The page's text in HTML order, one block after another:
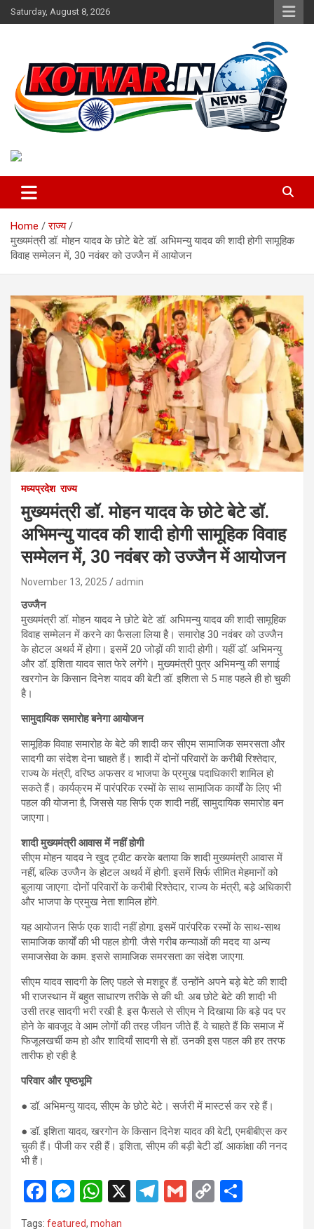
Skip
to
Saturday, August 8, 2026
kotwar.in
Home
राज्य
मुख्यमंत्री डॉ. मोहन यादव के छोटे बेटे डॉ. अभिमन्यु यादव की शादी होगी सामूहिक
विवाह सम्मेलन में, 30 नवंबर को उज्जैन में आयोजन
मध्यप्रदेश राज्य
मुख्यमंत्री डॉ. मोहन यादव के छोटे बेटे डॉ.
अभिमन्यु यादव की शादी होगी सामूहिक विवाह
सम्मेलन में, 30 नवंबर को उज्जैन में आयोजन
November 13, 2025 admin
उज्जैन
मुख्यमंत्री डॉ. मोहन यादव ने छोटे बेटे डॉ. अभिमन्यु यादव की शादी सामूहिक
विवाह सम्मेलन में करने का फैसला लिया है। समारोह 30 नवंबर को उज्जैन
के होटल अथर्व में होगा। इसमें 20 जोड़ों की शादी होगी। यहीं डॉ. अभिमन्यु
और डॉ. इशिता यादव सात फेरे लगेंगे। मुख्यमंत्री पुत्र अभिमन्यु की सगाई
खरगोन के किसान दिनेश यादव की बेटी डॉ. इशिता से 5 माह पहले ही हो चुकी
है।
सामुदायिक समारोह बनेगा आयोजन
सामूहिक विवाह समारोह के बेटे की शादी कर सीएम सामाजिक समरसता और
सादगी का संदेश देना चाहते हैं। शादी में दोनों परिवारों के करीबी रिश्तेदार,
राज्य के मंत्री, वरिष्ठ अफसर व भाजपा के प्रमुख पदाधिकारी शामिल हो
सकते हैं। कार्यक्रम में पारंपरिक रस्मों के साथ सामाजिक कार्यों के लिए भी
पहल की योजना है, जिससे यह सिर्फ एक शादी नहीं, सामुदायिक समारोह बन
जाएगा।
शादी मुख्यमंत्री आवास में नहीं होगी
सीएम मोहन यादव ने खुद ट्वीट करके बताया कि शादी मुख्यमंत्री आवास में
नहीं, बल्कि उज्जैन के होटल अथर्व में होगी. इसमें सिर्फ सीमित मेहमानों को
बुलाया जाएगा. दोनों परिवारों के करीबी रिश्तेदार, राज्य के मंत्री, बड़े अधिकारी
और भाजपा के प्रमुख नेता शामिल होंगे.
यह आयोजन सिर्फ एक शादी नहीं होगा. इसमें पारंपरिक रस्मों के साथ-साथ
सामाजिक कार्यों की भी पहल होगी. जैसे गरीब कन्याओं की मदद या अन्य
समाजसेवा के काम. इससे सामाजिक समरसता का संदेश जाएगा.
सीएम यादव सादगी के लिए पहले से मशहूर हैं. उन्होंने अपने बड़े बेटे की शादी
भी राजस्थान में बहुत साधारण तरीके से की थी. अब छोटे बेटे की शादी भी
उसी तरह सादगी भरी रखी है. इस फैसले से सीएम ने दिखाया कि बड़े पद पर
होने के बावजूद वे आम लोगों की तरह जीवन जीते हैं. वे चाहते हैं कि समाज में
फिजूलखर्ची कम हो और शादियाँ सादगी से हों. उनकी इस पहल की हर तरफ
तारीफ हो रही है.
परिवार और पृष्ठभूमि
● डॉ. अभिमन्यु यादव, सीएम के छोटे बेटे। सर्जरी में मास्टर्स कर रहे हैं।
● डॉ. इशिता यादव, खरगोन के किसान दिनेश यादव की बेटी, एमबीबीएस कर
चुकी हैं। पीजी कर रही हैं। इशिता, सीएम की बड़ी बेटी डॉ. आकांक्षा की ननद
भी हैं।
F
a
M
es
W
h
X
T
G
C
Tags: featured, mohan